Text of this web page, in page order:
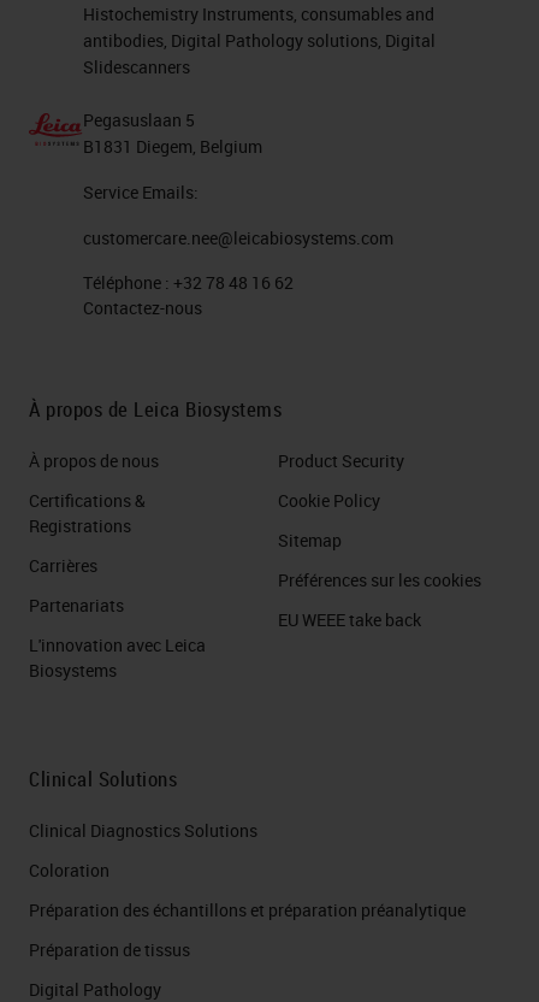
Histochemistry Instruments, consumables and
antibodies, Digital Pathology solutions, Digital
Slidescanners
Pegasuslaan 5
B1831 Diegem, Belgium
Service Emails:
customercare.nee@leicabiosystems.com
Téléphone : +32 78 48 16 62
Contactez-nous
À propos de Leica Biosystems
À propos de nous
Certifications &
Registrations
Carrières
Partenariats
L'innovation avec Leica
Biosystems
Product Security
Cookie Policy
Sitemap
Préférences sur les cookies
EU WEEE take back
Clinical Solutions
Clinical Diagnostics Solutions
Coloration
Préparation des échantillons et préparation préanalytique
Préparation de tissus
Digital Pathology